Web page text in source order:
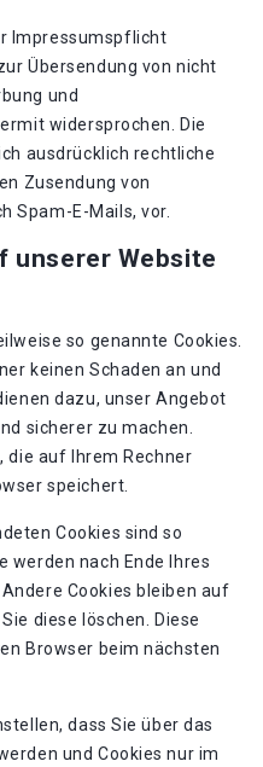
Impressumspflicht
Übersendung von nicht
und
widersprochen. Die
ausdrücklich rechtliche
Zusendung von
Spam-E-Mails, vor.
unserer Website
so genannte Cookies.
keinen Schaden an und
dazu, unser Angebot
sicherer zu machen.
die auf Ihrem Rechner
speichert.
Cookies sind so
werden nach Ende Ihres
Cookies bleiben auf
diese löschen. Diese
Browser beim nächsten
dass Sie über das
und Cookies nur im